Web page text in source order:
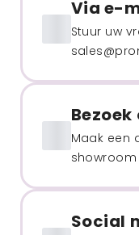
Via e-
Stuur uw
Bezoek
Maak een
showroom
Social